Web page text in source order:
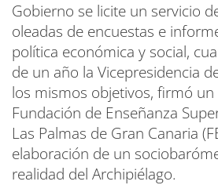
Gobierno se licite un servicio
oleadas de encuestas e
política económica y social,
de un año la Vicepresidencia
los mismos objetivos, firmó
Fundación de Enseñanza
Las Palmas de Gran Canaria
elaboración de un
realidad del Archipiélago.